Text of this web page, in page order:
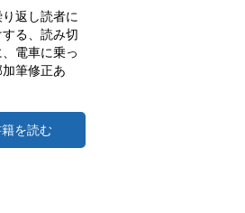
返し読者に
る、読み切
電車に乗っ
筆修正あ
を読む